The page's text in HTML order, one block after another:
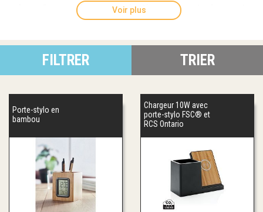
valeur sûre pour la communication corporate dans votre
réseau d'agences (banques, assurances), partout là où
Voir plus
FILTRER TRIER
Porte-stylo en
bambou
Chargeur 10W avec
porte-stylo FSC® et
RCS Ontario